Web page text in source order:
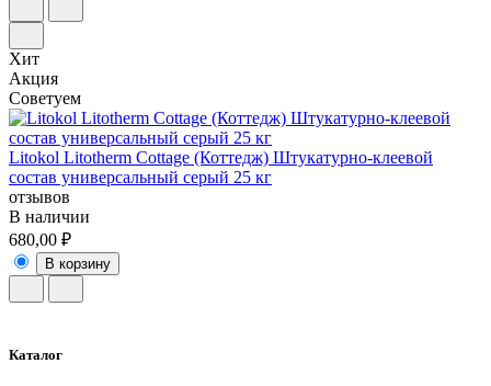
Хит
Акция
Советуем
Litokol Litotherm Cottage (Коттедж) Штукатурно-клеевой
состав универсальный серый 25 кг
отзывов
В наличии
680,00 ₽
В корзину
Каталог